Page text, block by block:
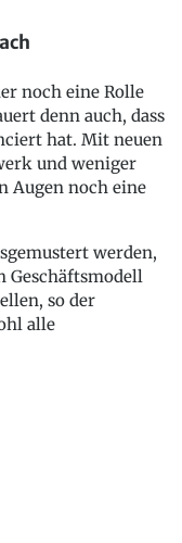
noch eine Rolle
denn auch, dass
hat. Mit neuen
und weniger
Augen noch eine
werden,
Geschäftsmodell
so der
alle